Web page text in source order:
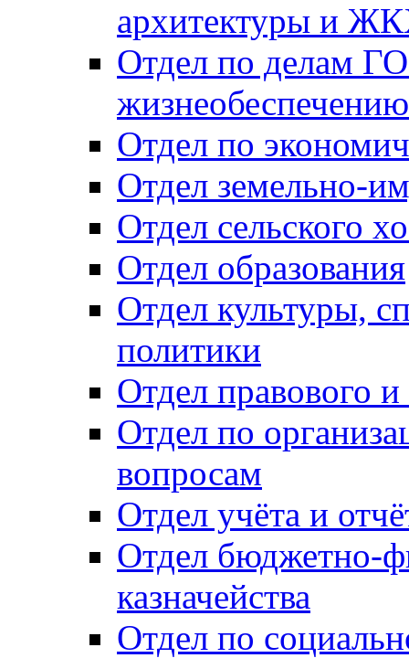
архитектуры и
Отдел по делам
Отдел по
Отдел земельно-
Отдел сельского
Отдел образования
Отдел культуры,
политики
Отдел правового
Отдел по
вопросам
Отдел учёта и
Отдел бюджетно-
казначейства
Отдел по